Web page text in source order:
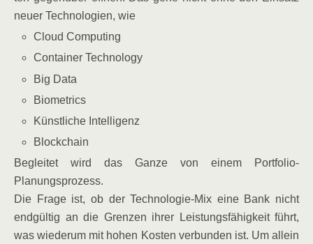
neu­er Tech­no­lo­gien, wie
Cloud Com­pu­ting
Con­tai­ner Technology
Big Data
Bio­me­trics
Künst­li­che Intelligenz
Block­chain
Beglei­tet wird das Gan­ze von einem Portfolio-
Planungsprozess.
Die Fra­ge ist, ob der Tech­no­lo­gie-Mix eine Bank nicht
end­gül­tig an die Gren­zen ihrer Leis­tungs­fä­hig­keit führt,
was wie­der­um mit hohen Kos­ten ver­bun­den ist. Um allein